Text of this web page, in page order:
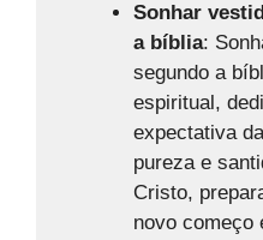
Sonhar
a bíblia:
segundo a
espiritual,
expectativa
pureza e
Cristo,
novo começo